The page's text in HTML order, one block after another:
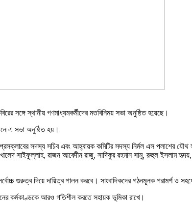
সঙ্গে স্থানীয় গণমাধ্যমকর্মীদের মতবিনিময় সভা অনুষ্ঠিত হয়েছে।
এ সভা অনুষ্ঠিত হয়।
সদস্য সচিব এবং আহ্বায়ক কমিটির সদস্য নির্মল এস পলাশের যৌথ
সাইফুল্লাহ, রাজন আবেদীন রাজু, সাদিকুর রহমান সামু, রুহুল ইসলাম
গুরুত্ব দিয়ে দায়িত্ব পালন করবে। সাংবাদিকদের গঠনমূলক পরামর্শ ও
কর্মকাণ্ডকে আরও গতিশীল করতে সহায়ক ভূমিকা রাখে।